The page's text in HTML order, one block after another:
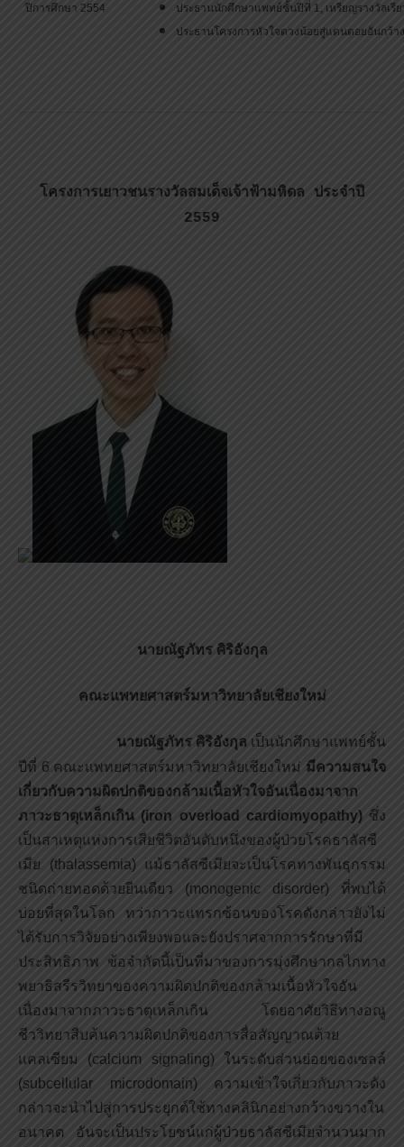
ปีการศึกษา 2554
ประธานนักศึกษาแพทย์ชั้นปีที่ 1, เหรียญรางวัลเ
ประธานโครงการหัวใจดวงน้อยสู่แดนดอยอันกว้
โครงการเยาวชนรางวัลสมเด็จเจ้าฟ้ามหิดล ประจำปี
2559
นายณัฐภัทร ศิริอังกุล
คณะแพทยศาสตร์มหาวิทยาลัยเชียงใหม่
นายณัฐภัทร ศิริอังกุล เป็นนักศึกษาแพทย์ชั้น
ปีที่ 6 คณะแพทยศาสตร์มหาวิทยาลัยเชียงใหม่ มีความสนใจ
เกี่ยวกับความผิดปกติของกล้ามเนื้อหัวใจอันเนื่องมาจาก
ภาวะธาตุเหล็กเกิน (iron overload cardiomyopathy) ซึ่ง
เป็นสาเหตุแห่งการเสียชีวิตอันดับหนึ่งของผู้ป่วยโรคธาลัสซี
เมีย (thalassemia) แม้ธาลัสซีเมียจะเป็นโรคทางพันธุกรรม
ชนิดถ่ายทอดด้วยยีนเดียว (monogenic disorder) ที่พบได้
บ่อยที่สุดในโลก ทว่าภาวะแทรกซ้อนของโรคดังกล่าวยังไม่
ได้รับการวิจัยอย่างเพียงพอและยังปราศจากการรักษาที่มี
ประสิทธิภาพ ข้อจำกัดนี้เป็นที่มาของการมุ่งศึกษากลไกทาง
พยาธิสรีรวิทยาของความผิดปกติของกล้ามเนื้อหัวใจอัน
เนื่องมาจากภาวะธาตุเหล็กเกิน โดยอาศัยวิธีทางอณู
ชีววิทยาสืบค้นความผิดปกติของการสื่อสัญญาณด้วย
แคลเซียม (calcium signaling) ในระดับส่วนย่อยของเซลล์
(subcellular microdomain) ความเข้าใจเกี่ยวกับภาวะดัง
กล่าวจะนำไปสู่การประยุกต์ใช้ทางคลินิกอย่างกว้างขวางใน
อนาคต อันจะเป็นประโยชน์แก่ผู้ป่วยธาลัสซีเมียจำนวนมาก